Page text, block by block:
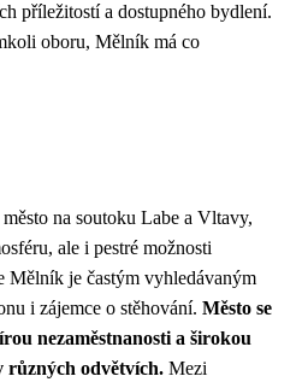
příležitostí a dostupného bydlení.
oboru, Mělník má co
na soutoku Labe a Vltavy,
ale i pestré možnosti
Mělník je častým vyhledávaným
i zájemce o stěhování. Město se
nezaměstnanosti a širokou
různých odvětvích. Mezi